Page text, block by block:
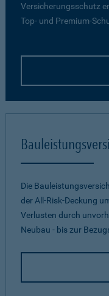
Versicherungsschutz
Top- und Premium-
Die
der All-Risk-Deckung
Verlusten durch
Neubau - bis zur